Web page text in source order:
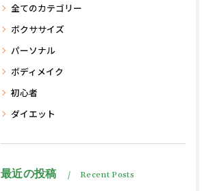
全てのカテゴリー
ボクササイズ
パーソナル
ボディメイク
初心者
ダイエット
最近の投稿 Recent Posts